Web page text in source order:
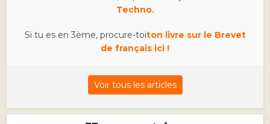
Techno.
Si tu es en 3ème, procure-toiton livre sur le Brevet
de français ici !
Voir tous les articles